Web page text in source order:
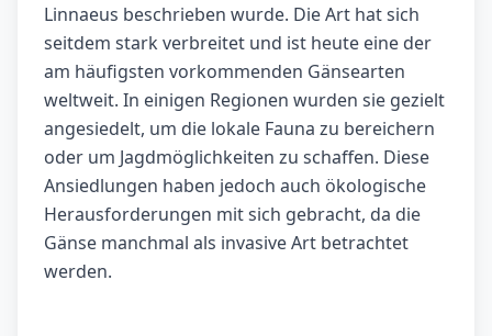
Linnaeus beschrieben wurde. Die Art hat sich
seitdem stark verbreitet und ist heute eine der
am häufigsten vorkommenden Gänsearten
weltweit. In einigen Regionen wurden sie gezielt
angesiedelt, um die lokale Fauna zu bereichern
oder um Jagdmöglichkeiten zu schaffen. Diese
Ansiedlungen haben jedoch auch ökologische
Herausforderungen mit sich gebracht, da die
Gänse manchmal als invasive Art betrachtet
werden.